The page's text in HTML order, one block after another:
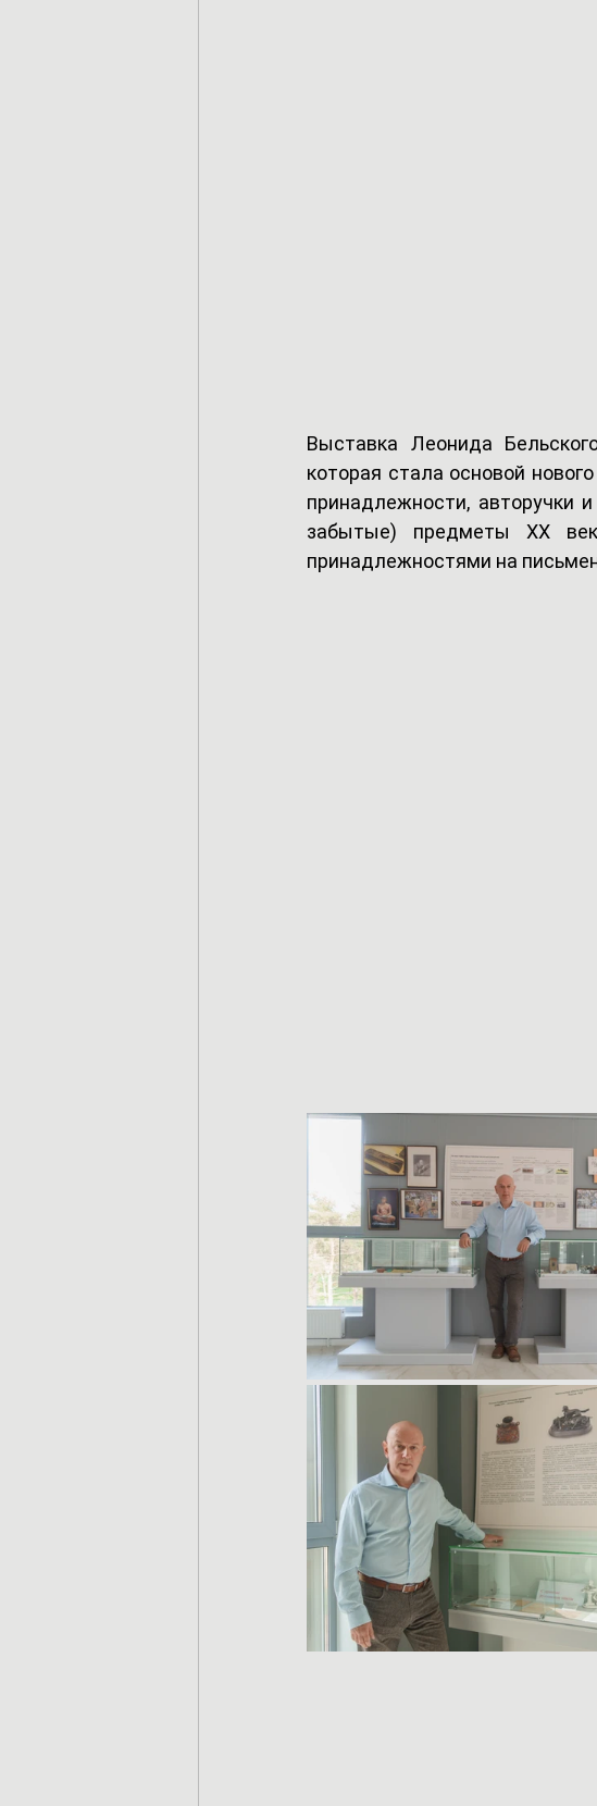
Выставка Леонида
которая стала основой
принадлежности, авторучки
забытые) предметы XX
принадлежностями на